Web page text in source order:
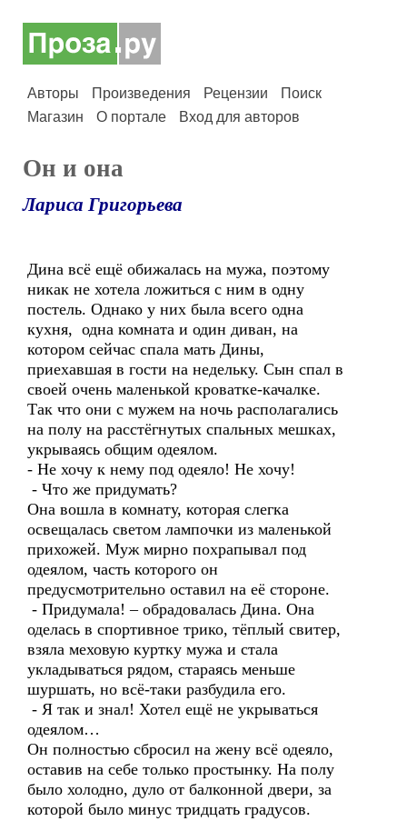
Авторы Произведения Рецензии
Поиск
Магазин
О портале Вход для авторов
Он и она
Лариса Григорьева
Дина всё ещё обижалась на мужа, поэтому
никак не хотела ложиться с ним в одну
постель. Однако у них была всего одна
кухня, одна комната и один диван, на
котором сейчас спала мать Дины,
приехавшая в гости на недельку. Сын спал в
своей очень маленькой кроватке-качалке.
Так что они с мужем на ночь располагались
на полу на расстёгнутых спальных мешках,
укрываясь общим одеялом.
- Не хочу к нему под одеяло! Не хочу!
- Что же придумать?
Она вошла в комнату, которая слегка
освещалась светом лампочки из маленькой
прихожей. Муж мирно похрапывал под
одеялом, часть которого он
предусмотрительно оставил на её стороне.
- Придумала! – обрадовалась Дина. Она
оделась в спортивное трико, тёплый свитер,
взяла меховую куртку мужа и стала
укладываться рядом, стараясь меньше
шуршать, но всё-таки разбудила его.
- Я так и знал! Хотел ещё не укрываться
одеялом…
Он полностью сбросил на жену всё одеяло,
оставив на себе только простынку. На полу
было холодно, дуло от балконной двери, за
которой было минус тридцать градусов.